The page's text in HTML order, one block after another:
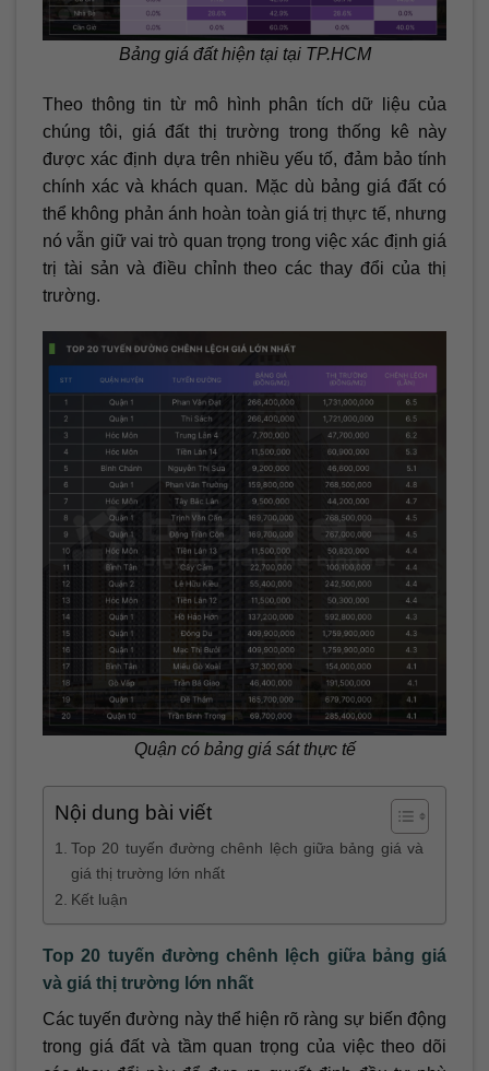
Bảng giá đất hiện tại tại TP.HCM
Theo thông tin từ mô hình phân tích dữ liệu của
chúng tôi, giá đất thị trường trong thống kê này
được xác định dựa trên nhiều yếu tố, đảm bảo tính
chính xác và khách quan. Mặc dù bảng giá đất có
thể không phản ánh hoàn toàn giá trị thực tế, nhưng
nó vẫn giữ vai trò quan trọng trong việc xác định giá
trị tài sản và điều chỉnh theo các thay đổi của thị
trường.
Quận có bảng giá sát thực tế
Nội dung bài viết
Top 20 tuyến đường chênh lệch giữa bảng giá và
giá thị trường lớn nhất
Kết luận
Top 20 tuyến đường chênh lệch giữa bảng giá
và giá thị trường lớn nhất
Các tuyến đường này thể hiện rõ ràng sự biến động
trong giá đất và tầm quan trọng của việc theo dõi